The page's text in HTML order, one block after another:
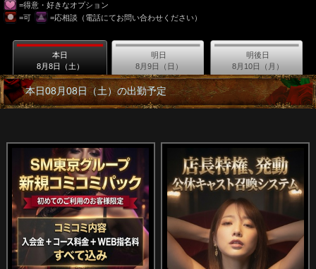
=得意・好きなオプション
=可
=応相談（電話にてお問い合わせください）
本日
8月8日（土）
明日
8月9日（日）
明後日
8月10日（月）
本日08月08日（土）の出勤予定